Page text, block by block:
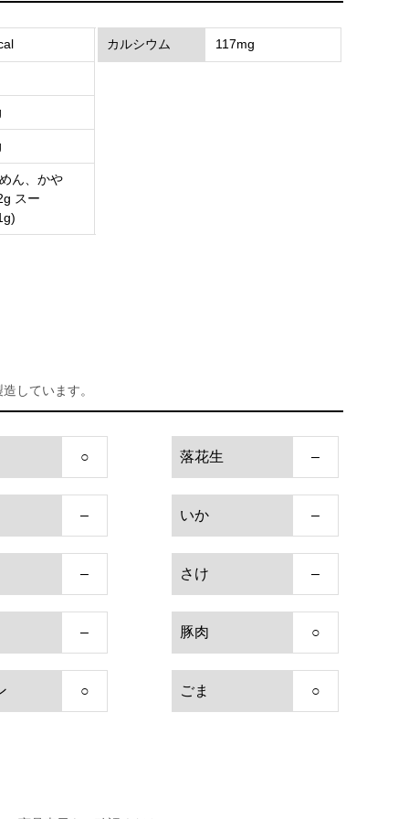
ん、かや
スー
カルシウム 117mg
しています。
○ 落花生 –
– いか –
– さけ –
– 豚肉 ○
○ ごま ○